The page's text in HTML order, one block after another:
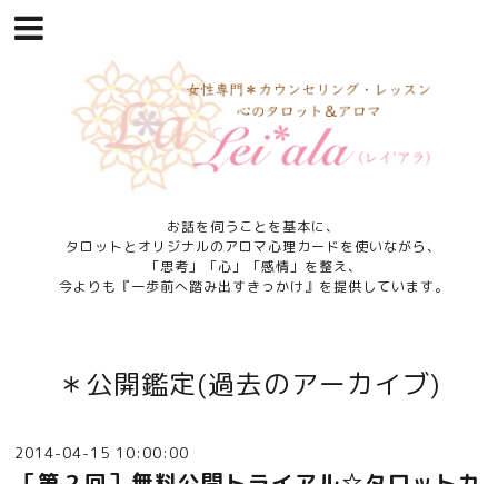
お話を伺うことを基本に、
タロットとオリジナルのアロマ心理カードを使いながら、
「思考」「心」「感情」を整え、
今よりも『一歩前へ踏み出すきっかけ』を提供しています。
＊公開鑑定(過去のアーカイブ)
2014-04-15 10:00:00